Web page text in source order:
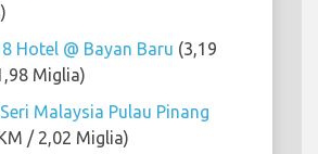
8 Hotel @ Bayan Baru (3,19
Miglia)
Malaysia Pulau Pinang
/ 2,02 Miglia)